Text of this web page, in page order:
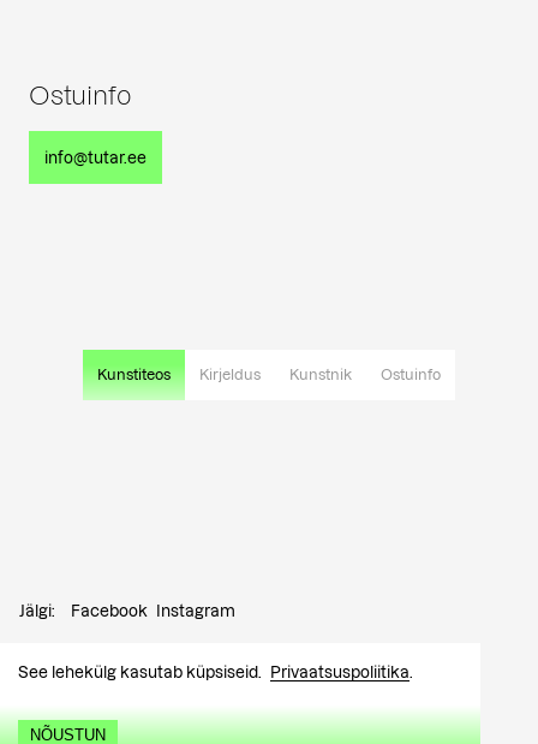
See lehekülg kasutab küpsiseid. Privaatsuspoliitika.
NÕUSTUN
Kunstiteos Kirjeldus Kunstnik Ostuinfo
Ostuinfo
info@tutar.ee
Jälgi: Facebook Instagram
Kontakt: info@tutar.ee